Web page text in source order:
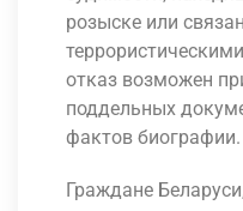
розыске или
отказ возможен
поддельных
фактов биографии.
Граждане